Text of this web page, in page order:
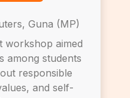
Guna (MP)
workshop aimed
among students
responsible
and self-